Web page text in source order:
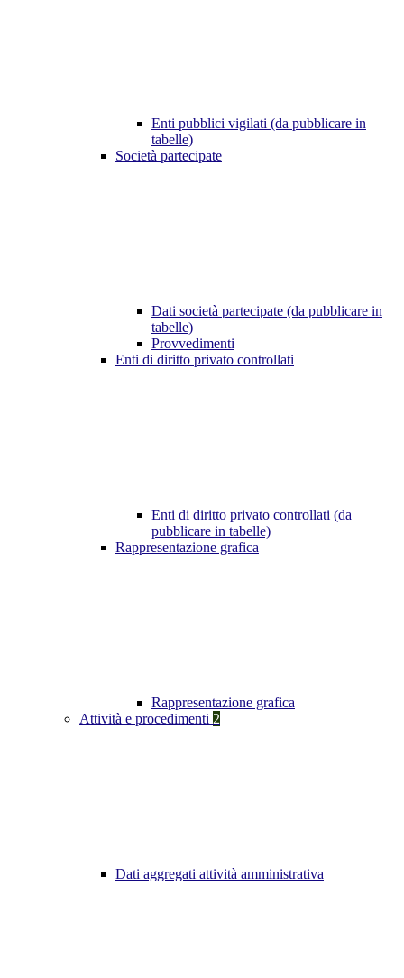
Enti pubblici vigilati (da pubblicare in
tabelle)
Società partecipate
Dati società partecipate (da pubblicare in
tabelle)
Provvedimenti
Enti di diritto privato controllati
Enti di diritto privato controllati (da
pubblicare in tabelle)
Rappresentazione grafica
Rappresentazione grafica
Attività e procedimenti 2
Dati aggregati attività amministrativa